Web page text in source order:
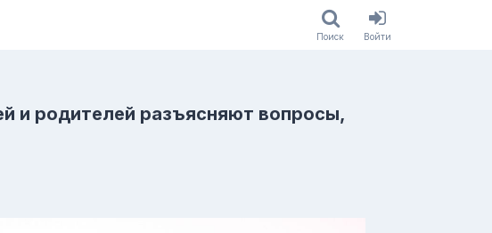
Поиск Войти
и родителей разъясняют вопросы,